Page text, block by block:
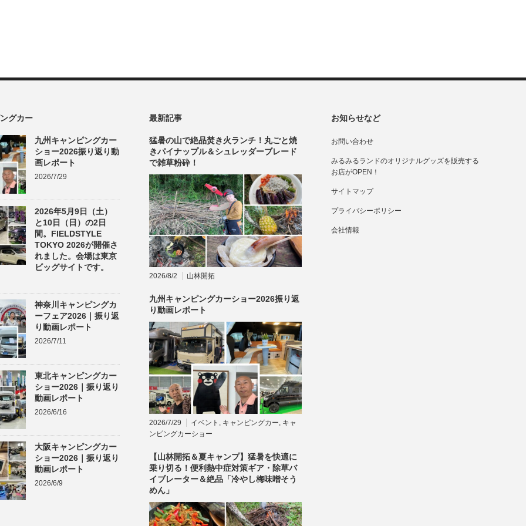
グカー
九州キャンピングカー
ショー2026振り返り動
画レポート
2026/7/29
2026年5月9日（土）
と10日（日）の2日
間。FIELDSTYLE
TOKYO 2026が開催さ
れました。会場は東京
ビッグサイトです。
神奈川キャンピングカ
ーフェア2026｜振り返
り動画レポート
2026/7/11
東北キャンピングカー
ショー2026｜振り返り
動画レポート
2026/6/16
大阪キャンピングカー
ショー2026｜振り返り
動画レポート
2026/6/9
最新記事
猛暑の山で絶品焚き火ランチ！丸ごと焼
きパイナップル＆シュレッダーブレード
で雑草粉砕！
2026/8/2 山林開拓
九州キャンピングカーショー2026振り返
り動画レポート
2026/7/29 イベント , キャンピングカー, キャ
ンピングカーショー
【山林開拓＆夏キャンプ】猛暑を快適に
乗り切る！便利熱中症対策ギア・除草バ
イブレーター＆絶品「冷やし梅味噌そう
めん」
お知らせなど
お問い合わせ
みるみるランドのオリジナルグッズを販売する
お店がOPEN！
サイトマップ
プライバシーポリシー
会社情報